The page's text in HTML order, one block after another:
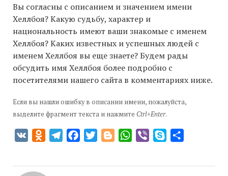
Вы согласны с описанием и значением имени
Хеллбоя? Какую судьбу, характер и
национальность имеют ваши знакомые с именем
Хеллбоя? Каких известных и успешных людей с
именем Хеллбоя вы еще знаете? Будем рады
обсудить имя Хеллбоя более подробно с
посетителями нашего сайта в комментариях ниже.
Если вы нашли ошибку в описании имени, пожалуйста,
выделите фрагмент текста и нажмите Ctrl+Enter.
VK Odnoklassniki
TelegramFacebookTwitterBloggerWhatsApp
Viber Skype